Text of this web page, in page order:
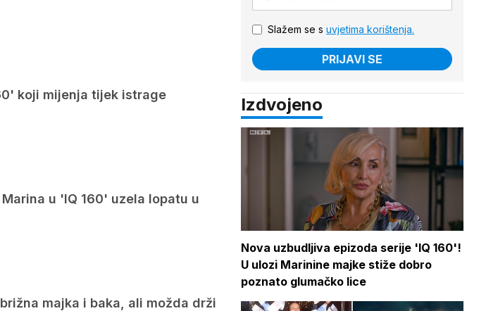
koji mijenja tijek istrage
u 'IQ 160' uzela lopatu u
majka i baka, ali možda drži
Slažem se s uvjetima korištenja.
PRIJAVI SE
Izdvojeno
Nova uzbudljiva epizoda serije 'IQ 160'!
U ulozi Marinine majke stiže dobro
poznato glumačko lice